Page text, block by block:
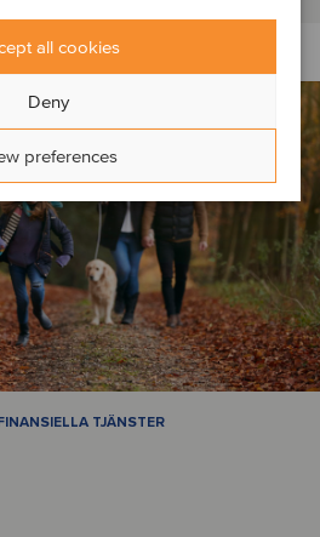
all cookies
Deny
preferences
TJÄNSTER